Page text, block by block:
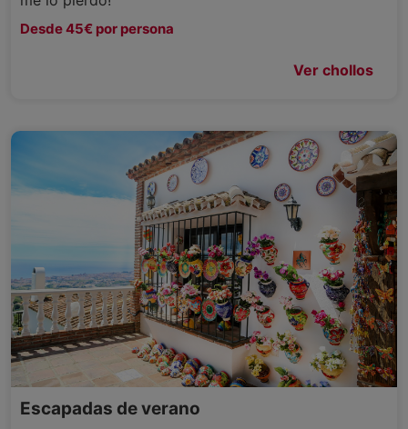
Desde 45€ por persona
Ver chollos
Escapadas de verano